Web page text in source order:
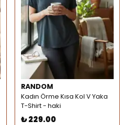
RANDOM
Kadın Örme Kısa Kol V Yaka
T-Shirt - haki
₺ 229.00